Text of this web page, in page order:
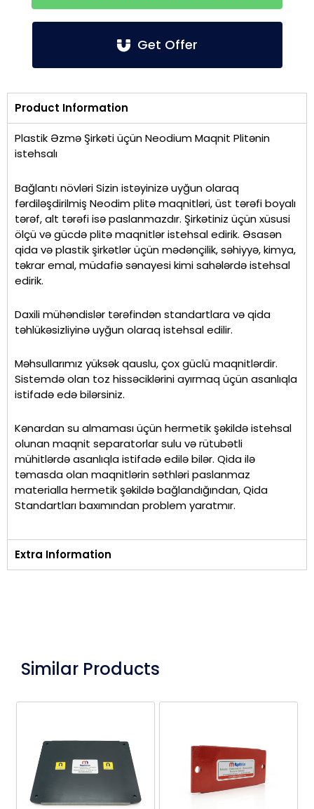
Get Offer
Product Information
Plastik Əzmə Şirkəti üçün Neodium Maqnit Plitənin
istehsalı
Bağlantı növləri Sizin istəyinizə uyğun olaraq
fərdiləşdirilmiş Neodim plitə maqnitləri, üst tərəfi boyalı
tərəf, alt tərəfi isə paslanmazdır. Şirkətiniz üçün xüsusi
ölçü və gücdə plitə maqnitlər istehsal edirik. Əsasən
qida və plastik şirkətlər üçün mədənçilik, səhiyyə, kimya,
təkrar emal, müdafiə sənayesi kimi sahələrdə istehsal
edirik.
Daxili mühəndislər tərəfindən standartlara və qida
təhlükəsizliyinə uyğun olaraq istehsal edilir.
Məhsullarımız yüksək qauslu, çox güclü maqnitlərdir.
Sistemdə olan toz hissəciklərini ayırmaq üçün asanlıqla
istifadə edə bilərsiniz.
Kənardan su almaması üçün hermetik şəkildə istehsal
olunan maqnit separatorlar sulu və rütubətli
mühitlərdə asanlıqla istifadə edilə bilər. Qida ilə
təmasda olan maqnitlərin səthləri paslanmaz
materialla hermetik şəkildə bağlandığından, Qida
Standartları baxımından problem yaratmır.
Extra Information
Similar Products